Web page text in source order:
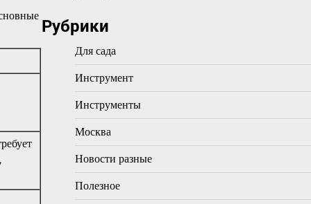
Рубрики
Для сада
Инструмент
Инструменты
Москва
Новости разные
Полезное